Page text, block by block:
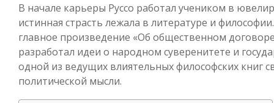
В начале карьеры Руссо работал учеником в
истинная страсть лежала в литературе и
главное произведение «Об общественном
разработал идеи о народном суверенитете и
одной из ведущих влиятельных философских книг
политической мысли.